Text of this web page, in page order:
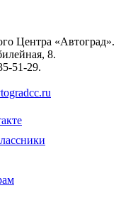
Центра «Автоград».
8.
51-29.